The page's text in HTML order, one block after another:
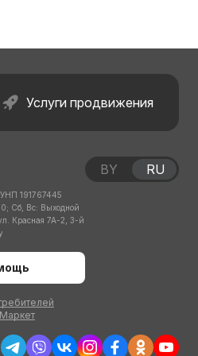
Услуги продвижения
191767445
Сб, Вс: Выходной
Красная 7А-2, 3-й
BY RU